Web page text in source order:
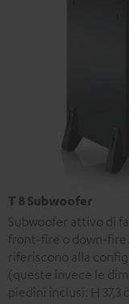
T 8 Subwoofer
Subwoofer attivo di
front-fire o down-
riferiscono alla
(queste invece le
piedini inclusi: H 37,3